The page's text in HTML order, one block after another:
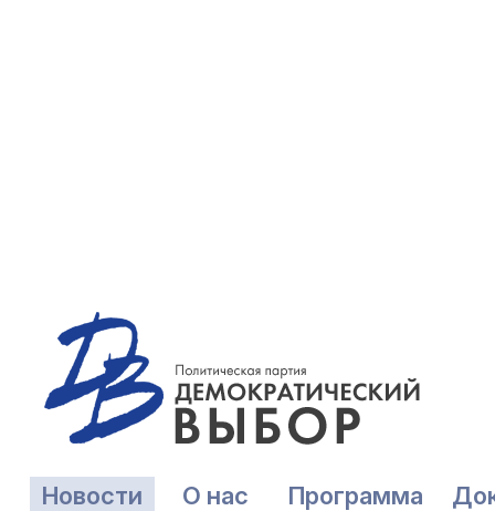
Новости О нас Программа